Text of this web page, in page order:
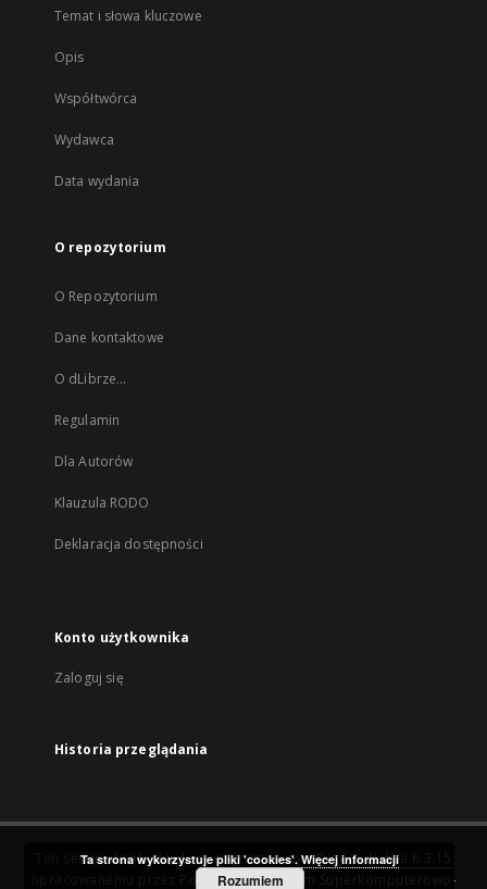
Temat i słowa kluczowe
Opis
Współtwórca
Wydawca
Data wydania
O repozytorium
O Repozytorium
Dane kontaktowe
O dLibrze...
Regulamin
Dla Autorów
Klauzula RODO
Deklaracja dostępności
Konto użytkownika
Zaloguj się
Historia przeglądania
Ten serwis działa dzięki oprogramowaniuDInGO dLibra 6.3.15
Poznańskie Centrum Superkomputerowo-
Ta strona wykorzystuje pliki 'cookies'. Więcej informacji
Rozumiem